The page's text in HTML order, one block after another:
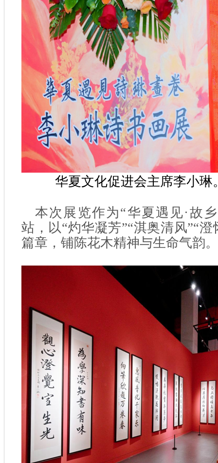
华夏文化促进会主席李小琳
本次展览作为“华夏遇见·故
站，以“灼华凝芳”“淇奥清风”“
篇章，铺陈花木精神与生命气韵。